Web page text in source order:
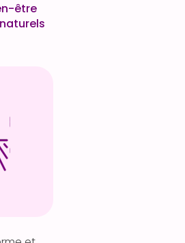
être